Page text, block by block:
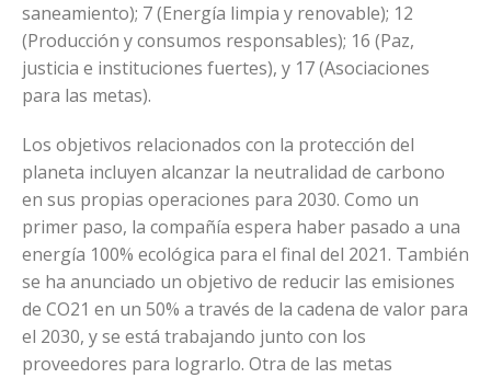
saneamiento); 7 (Energía limpia y renovable); 12
(Producción y consumos responsables); 16 (Paz,
justicia e instituciones fuertes), y 17 (Asociaciones
para las metas).
Los objetivos relacionados con la protección del
planeta incluyen alcanzar la neutralidad de carbono
en sus propias operaciones para 2030. Como un
primer paso, la compañía espera haber pasado a una
energía 100% ecológica para el final del 2021. También
se ha anunciado un objetivo de reducir las emisiones
de CO21 en un 50% a través de la cadena de valor para
el 2030, y se está trabajando junto con los
proveedores para lograrlo. Otra de las metas